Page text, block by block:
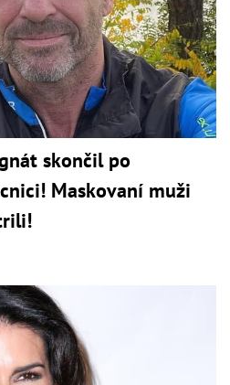
skončil po
Maskovaní muži